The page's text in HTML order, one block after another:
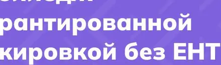
Имя поступающего(-ей):
Фамилия Поступающего(-ей):